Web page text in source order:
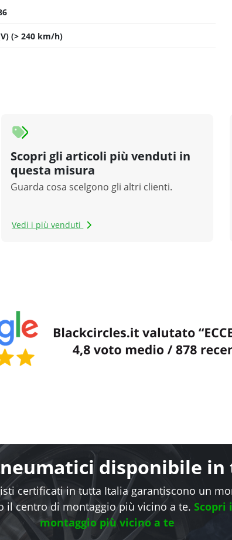
(> 240 km/h)
Scopri gli articoli più venduti in
questa misura
Guarda cosa scelgono gli altri clienti.
Vedi i più venduti
disponibile
certificati in tutta Italia garantiscono un
il centro di montaggio più vicino a te. Scopri
montaggio più vicino a te